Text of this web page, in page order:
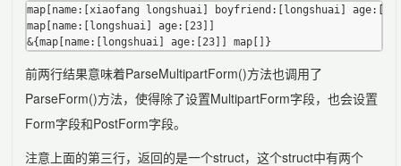
map[name:[xiaofang longshuai] boyfriend:[longshuai]
map[name:[longshuai] age:[23]]
前两行结果意味着ParseMultipartForm()方法也调用了
ParseForm()方法，使得除了设置MultipartForm字段，也会设置
Form字段和PostForm字段。
注意上面的第三行，返回的是一个struct，这个struct中有两个